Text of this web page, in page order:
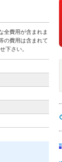
全費用が含まれま
の費用は含まれて
下さい。